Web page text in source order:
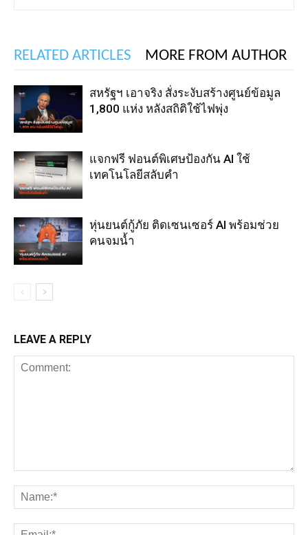
RELATED ARTICLES MORE FROM AUTHOR
สหรัฐฯ เอาจริง สั่งระงับสร้างศูนย์ข้อมูล
1,800 แห่ง หลังสถิติใช้ไฟพุ่ง
แจกฟรี ฟอนต์พิเศษป้องกัน AI ใช้
เทคโนโลยีสลับคำ
หุ่นยนต์กู้ภัย ติดเซนเซอร์ AI พร้อมช่วย
คนจมน้ำ
LEAVE A REPLY